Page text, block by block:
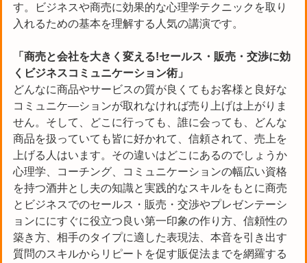
す。ビジネスや商売に効果的な心理学テクニックを取り
入れるための基本を理解する人気の講演です。
「商売と会社を大きく変える!セールス・販売・交渉に効
くビジネスコミュニケーション術」
どんなに商品やサービスの質が良くてもお客様と良好な
コミュニケ―ションが取れなければ売り上げは上がりま
せん。そして、どこに行っても、誰に会っても、どんな
商品を扱っていても皆に好かれて、信頼されて、売上を
上げる人はいます。その違いはどこにあるのでしょうか
心理学、コーチング、コミュニケーションの幅広い資格
を持つ酒井とし夫の知識と実践的なスキルをもとに商売
とビジネスでのセールス・販売・交渉やプレゼンテーシ
ョンににすぐに役立つ良い第一印象の作り方、信頼性の
築き方、相手のタイプに適した表現法、本音を引き出す
質問のスキルからリピートを促す販促法までを網羅する